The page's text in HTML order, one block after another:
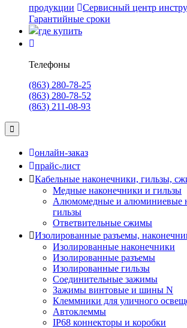
продукции
Сервисный центр
Гарантийные сроки
где купить
Телефоны
(863) 280-78-25
(863) 280-78-52
(863) 211-08-93
онлайн-заказ
прайс-лист
Кабельные наконечники, гильзы,
Медные наконечники и гильзы
Алюмомедные и алюминиевые
гильзы
Ответвительные сжимы
Изолированные разъемы,
Изолированные наконечники
Изолированные разъемы
Изолированные гильзы
Соединительные зажимы
Зажимы винтовые и шины N
Клеммники для уличного
Автоклеммы
IP68 коннекторы и коробки